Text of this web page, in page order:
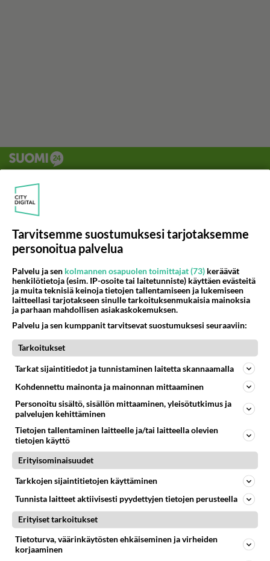
LUETUIMMAT
Muistatko? Kädestä suuhun
rahasalkun Henry-
miljonääriltä
Tiesitkö? Martina Aitolehden
isäpuoli on tämä suosittu
Luetuimmat: Aarne Pelkonen
ja Noora Louhimo vihdoinkin
yhdessä - Tätä moni jo odotti
Tarvitsemme suostumuksesi tarjotaksemme
personoitua palvelua
Palvelu ja sen kolmannen osapuolen toimittajat (73) keräävät
henkilötietoja (esim. IP-osoite tai laitetunniste) käyttäen evästeitä
ja muita teknisiä keinoja tietojen tallentamiseen ja lukemiseen
laitteellasi tarjotakseen sinulle tarkoituksenmukaisia mainoksia
ja parhaan mahdollisen asiakaskokemuksen.
Palvelu ja sen kumppanit tarvitsevat suostumuksesi seuraaviin:
Tarkoitukset
Tarkat sijaintitiedot ja tunnistaminen laitetta skannaamalla
Kohdennettu mainonta ja mainonnan mittaaminen
Personoitu sisältö, sisällön mittaaminen, yleisötutkimus ja
palvelujen kehittäminen
Tietojen tallentaminen laitteelle ja/tai laitteella olevien
tietojen käyttö
Erityisominaisuudet
Tarkkojen sijaintitietojen käyttäminen
Tunnista laitteet aktiivisesti pyydettyjen tietojen perusteella
Erityiset tarkoitukset
Tietoturva, väärinkäytösten ehkäiseminen ja virheiden
korjaaminen